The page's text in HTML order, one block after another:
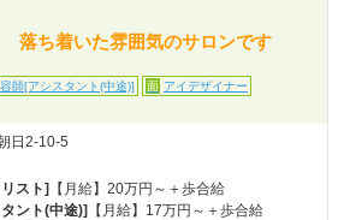
落ち着いた雰囲気のサロンです
師[アシスタント(中途)] 面 アイデザイナー
日2-10-5
スト]
【月給】20万円～＋歩合給
ント(中途)]
【月給】17万円～＋歩合給